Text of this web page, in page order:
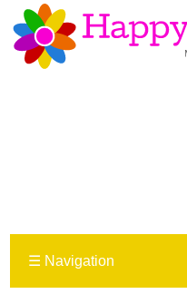
☰ Navigation